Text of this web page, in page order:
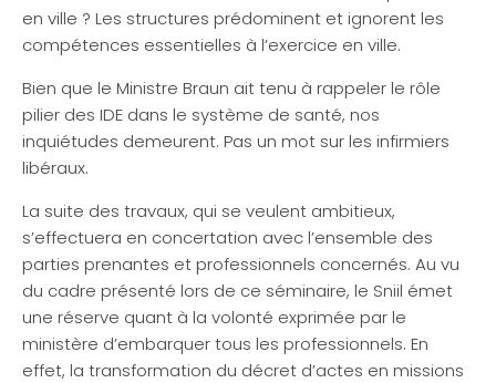
en ville ? Les structures prédominent et ignorent les
compétences essentielles à l’exercice en ville.
Bien que le Ministre Braun ait tenu à rappeler le rôle
pilier des IDE dans le système de santé, nos
inquiétudes demeurent. Pas un mot sur les infirmiers
libéraux.
La suite des travaux, qui se veulent ambitieux,
s’effectuera en concertation avec l’ensemble des
parties prenantes et professionnels concernés. Au vu
du cadre présenté lors de ce séminaire, le Sniil émet
une réserve quant à la volonté exprimée par le
ministère d’embarquer tous les professionnels. En
effet, la transformation du décret d’actes en missions